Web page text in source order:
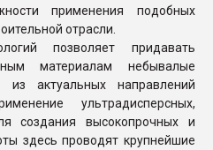
применения подобных
отрасли.
позволяет придавать
материалам небывалые
актуальных направлений
ультрадисперсных,
создания высокопрочных и
здесь проводят крупнейшие